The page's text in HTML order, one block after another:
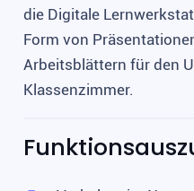
die Digitale
Form von
Arbeitsblättern für den
Klassenzimmer.